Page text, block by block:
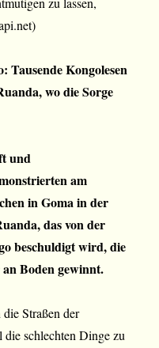
Tausende Kongolesen
wo die Sorge
und
am
in Goma in der
das von der
beschuldigt wird, die
Boden gewinnt.
Straßen der
schlechten Dinge zu